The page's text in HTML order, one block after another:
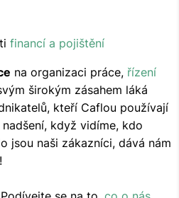
financí a pojištění
na organizaci práce, řízení
širokým zásahem láká
kteří Caflou používají
nadšení, když vidíme, kdo
jsou naši zákazníci, dává nám